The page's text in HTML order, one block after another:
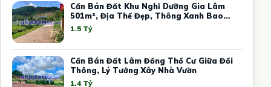
Cần Bán Đất Khu Nghỉ Dưỡng Gia Lâm
501m², Địa Thế Đẹp, Thông Xanh Bao
Quanh
1.5 Tỷ
Cần Bán Đất Lâm Đồng Thổ Cư Giữa Đồi
Thông, Lý Tưởng Xây Nhà Vườn
1.4 Tỷ